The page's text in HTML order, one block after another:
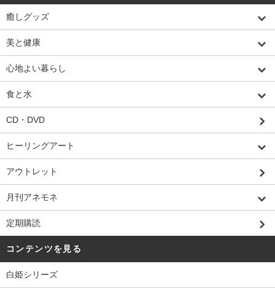
癒しグッズ
美と健康
心地よい暮らし
食と水
CD・DVD
ヒーリングアート
アウトレット
月刊アネモネ
定期購読
コンテンツを見る
白姫シリーズ